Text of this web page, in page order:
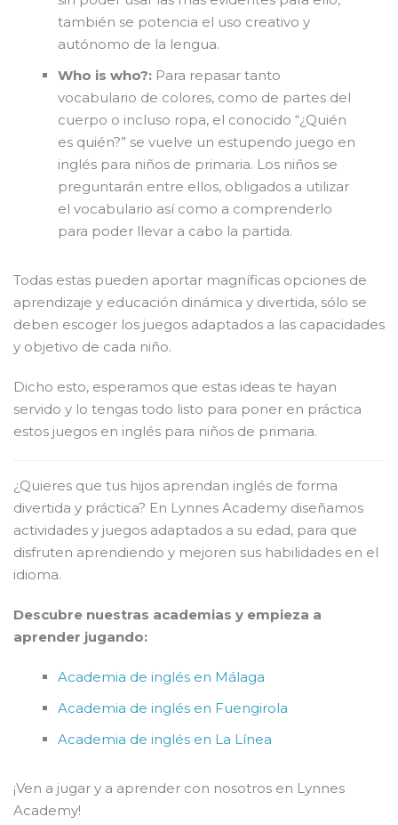
también se potencia el uso creativo y
autónomo de la lengua.
Who is who?: Para repasar tanto
vocabulario de colores, como de partes del
cuerpo o incluso ropa, el conocido “¿Quién
es quién?” se vuelve un estupendo juego en
inglés para niños de primaria. Los niños se
preguntarán entre ellos, obligados a utilizar
el vocabulario así como a comprenderlo
para poder llevar a cabo la partida.
Todas estas pueden aportar magníficas opciones de
aprendizaje y educación dinámica y divertida, sólo se
deben escoger los juegos adaptados a las capacidades
y objetivo de cada niño.
Dicho esto, esperamos que estas ideas te hayan
servido y lo tengas todo listo para poner en práctica
estos juegos en inglés para niños de primaria.
¿Quieres que tus hijos aprendan inglés de forma
divertida y práctica? En Lynnes Academy diseñamos
actividades y juegos adaptados a su edad, para que
disfruten aprendiendo y mejoren sus habilidades en el
idioma.
Descubre nuestras academias y empieza a
aprender jugando:
Academia de inglés en Málaga
Academia de inglés en Fuengirola
Academia de inglés en La Línea
¡Ven a jugar y a aprender con nosotros en Lynnes
Academy!